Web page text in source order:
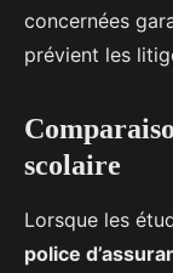
concernées
prévient les
scolaire
Lorsque les
police